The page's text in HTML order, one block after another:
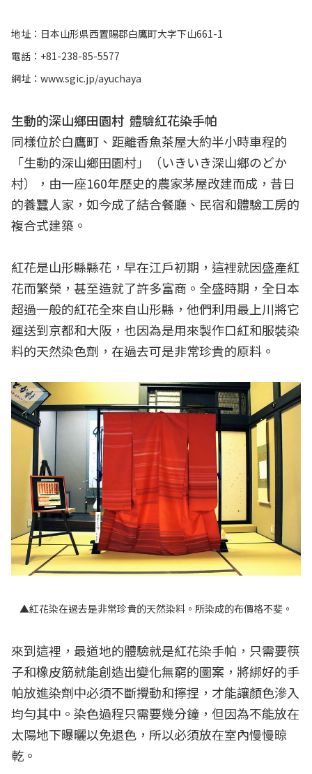
地址：日本山形県西置賜郡白鷹町大字下山661-1
電話：+81-238-85-5577
網址：www.sgic.jp/ayuchaya
生動的深山鄉田園村 體驗紅花染手帕
同樣位於白鷹町、距離香魚茶屋大約半小時車程的
「生動的深山鄉田園村」（いきいき深山鄉のどか
村），由一座160年歷史的農家茅屋改建而成，昔日
的養蠶人家，如今成了結合餐廳、民宿和體驗工房的
複合式建築。
紅花是山形縣縣花，早在江戶初期，這裡就因盛產紅
花而繁榮，甚至造就了許多富商。全盛時期，全日本
超過一般的紅花全來自山形縣，他們利用最上川將它
運送到京都和大阪，也因為是用來製作口紅和服裝染
料的天然染色劑，在過去可是非常珍貴的原料。
▲紅花染在過去是非常珍貴的天然染料。所染成的布價格不斐。
來到這裡，最道地的體驗就是紅花染手帕，只需要筷
子和橡皮筋就能創造出變化無窮的圖案，將綁好的手
帕放進染劑中必須不斷攪動和擰捏，才能讓顏色滲入
均勻其中。染色過程只需要幾分鐘，但因為不能放在
太陽地下曝曬以免退色，所以必須放在室內慢慢晾
乾。